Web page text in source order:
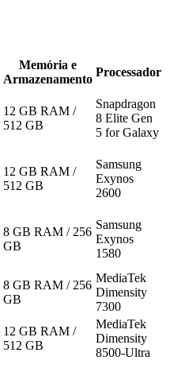
Memória e
Armazenamento
Processador
12 GB RAM /
512 GB
Snapdragon
8 Elite Gen
5 for Galaxy
12 GB RAM /
512 GB
Samsung
Exynos
2600
8 GB RAM / 256
GB
Samsung
Exynos
1580
8 GB RAM / 256
GB
MediaTek
Dimensity
7300
12 GB RAM /
512 GB
MediaTek
Dimensity
8500-Ultra